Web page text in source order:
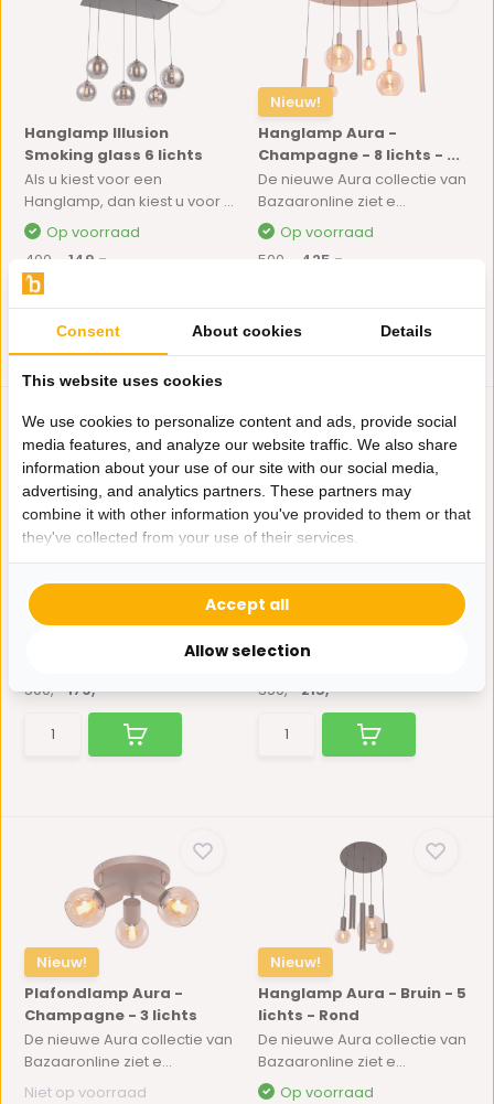
Hanglamp Illusion
Smoking glass 6 lichts
Als u kiest voor een
Hanglamp, dan kiest u voor ...
Op voorraad
400,-
149,-
Nieuw!
Hanglamp Aura -
Champagne - 8 lichts - ...
De nieuwe Aura collectie van
Bazaaronline ziet e...
Op voorraad
500,-
425,-
Hanglamp Smoke glas 9
lichts Mix
Als u kiest voor een
hanglamp, dan kiest u voor ...
500,- 179,-
Hanglamp Illusion
Smoking glass 5 lichts
Als u kiest voor een
Hanglamp, dan kiest u voor ...
Op voorraad
350,- 215,-
Nieuw!
Plafondlamp Aura -
Champagne - 3 lichts
De nieuwe Aura collectie van
Bazaaronline ziet e...
Niet op voorraad
Nieuw!
Hanglamp Aura - Bruin - 5
lichts - Rond
De nieuwe Aura collectie van
Bazaaronline ziet e...
Op voorraad
Consent About cookies Details
This website uses cookies
We use cookies to personalize content and ads, provide social
media features, and analyze our website traffic. We also share
information about your use of our site with our social media,
advertising, and analytics partners. These partners may
combine it with other information you've provided to them or that
they've collected from your use of their services.
Allow selection
Accept all